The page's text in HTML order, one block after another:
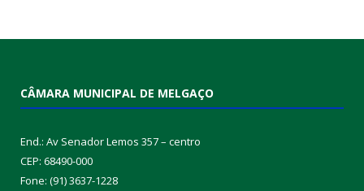
CÂMARA MUNICIPAL DE MELGAÇO
End.: Av Senador Lemos 357 – centro
CEP: 68490-000
Fone: (91) 3637-1228